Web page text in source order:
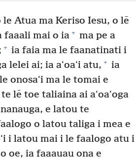
Atua ma Keriso Iesu, o lē
faaali mai o ia + ma pe a
+ ia faia ma le faanatinati i
lelei ai; ia aʻoaʻi atu, + ia
onosaʻi ma le tomai e
lē toe taliaina ai aʻoaʻoga
e latou te
o latou taliga i mea e
i latou mai i le faalogo atu i
oe, ia faaauau ona e